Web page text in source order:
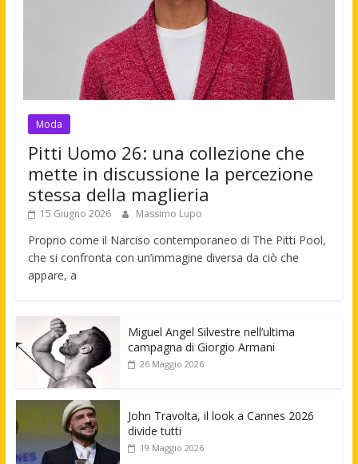
Moda
Pitti Uomo 26: una collezione che
mette in discussione la percezione
stessa della maglieria
15 Giugno 2026 Massimo Lupo
Proprio come il Narciso contemporaneo di The Pitti Pool,
che si confronta con un’immagine diversa da ciò che
appare, a
Miguel Angel Silvestre nell’ultima
campagna di Giorgio Armani
26 Maggio 2026
John Travolta, il look a Cannes 2026
divide tutti
19 Maggio 2026